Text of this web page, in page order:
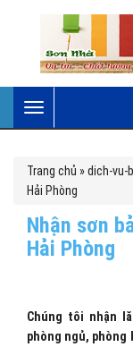
navigation
Trang chủ »dich-vu-
Hải Phòng
Nhận sơn
Hải Phòng
Chúng tôi nhận
phòng ngủ, phòng